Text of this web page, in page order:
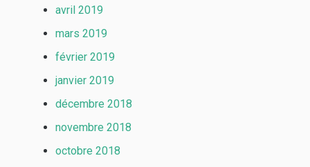
avril 2019
mars 2019
février 2019
janvier 2019
décembre 2018
novembre 2018
octobre 2018